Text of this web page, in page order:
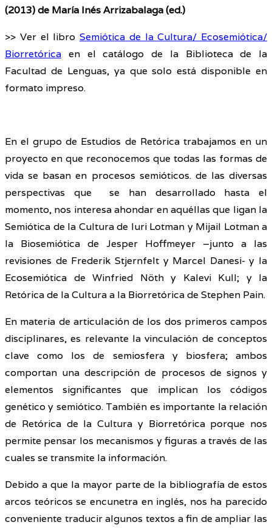
(2013) de María Inés Arrizabalaga (ed.)
>> Ver el libro Semiótica de la Cultura/ Ecosemiótica/
Biorretórica en el catálogo de la Biblioteca de la
Facultad de Lenguas, ya que solo está disponible en
formato impreso.
En el grupo de Estudios de Retórica trabajamos en un
proyecto en que reconocemos que todas las formas de
vida se basan en procesos semióticos. de las diversas
perspectivas que se han desarrollado hasta el
momento, nos interesa ahondar en aquéllas que ligan la
Semiótica de la Cultura de luri Lotman y Mijail Lotman a
la Biosemiótica de Jesper Hoffmeyer –junto a las
revisiones de Frederik Stjernfelt y Marcel Danesi- y la
Ecosemiótica de Winfried Nöth y Kalevi Kull; y la
Retórica de la Cultura a la Biorretórica de Stephen Pain.
En materia de articulación de los dos primeros campos
disciplinares, es relevante la vinculación de conceptos
clave como los de semiosfera y biosfera; ambos
comportan una descripción de procesos de signos y
elementos significantes que implican los códigos
genético y semiótico. También es importante la relación
de Retórica de la Cultura y Biorretórica porque nos
permite pensar los mecanismos y figuras a través de las
cuales se transmite la información.
Debido a que la mayor parte de la bibliografía de estos
arcos teóricos se encunetra en inglés, nos ha parecido
conveniente traducir algunos textos a fin de ampliar las